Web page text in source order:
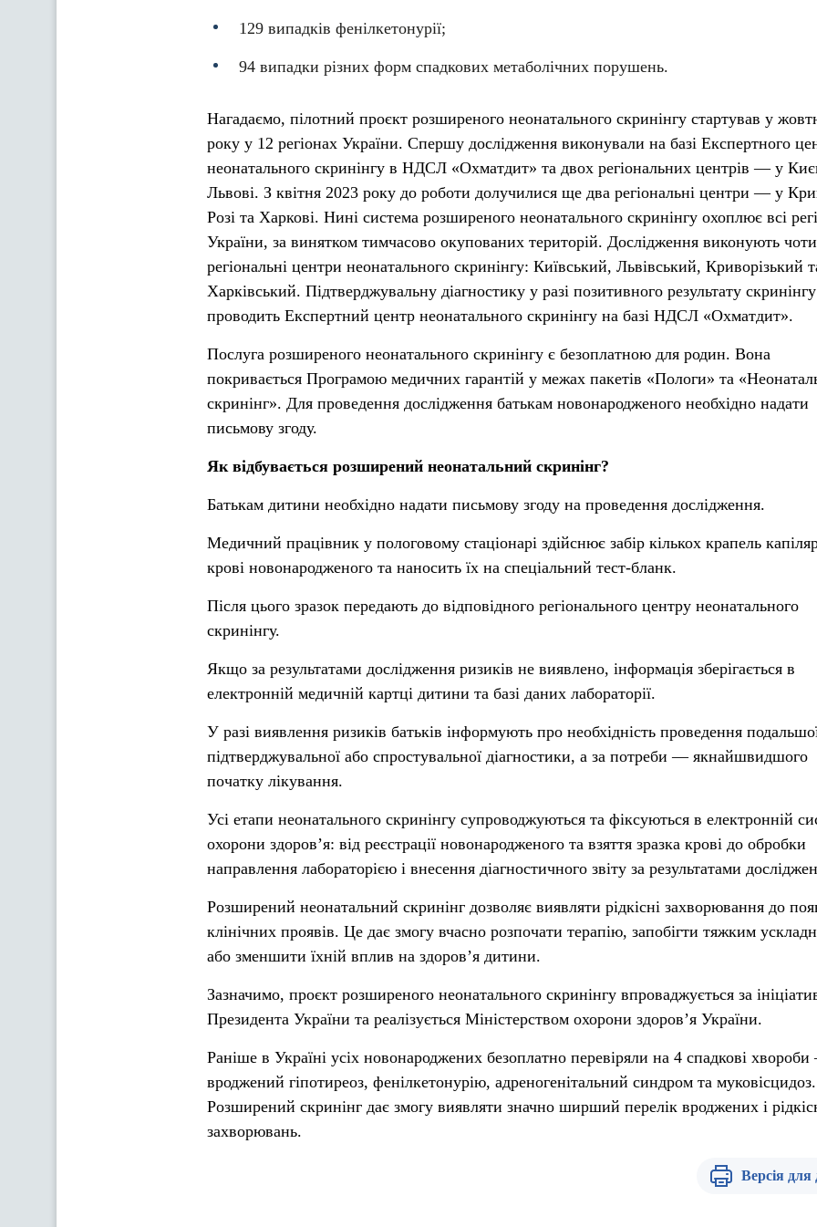
129 випадків фенілкетонурії;
94 випадки різних форм спадкових метаболічних порушень.
Нагадаємо, пілотний проєкт розширеного неонатального скринінгу стартував у
року у 12 регіонах України. Спершу дослідження виконували на базі Експертного
неонатального скринінгу в НДСЛ «Охматдит» та двох регіональних центрів — у
Львові. З квітня 2023 року до роботи долучилися ще два регіональні центри — у
Розі та Харкові. Нині система розширеного неонатального скринінгу охоплює всі
України, за винятком тимчасово окупованих територій. Дослідження виконують
регіональні центри неонатального скринінгу: Київський, Львівський, Криворізький
Харківський. Підтверджувальну діагностику у разі позитивного результату скринінгу
проводить Експертний центр неонатального скринінгу на базі НДСЛ «Охматдит».
Послуга розширеного неонатального скринінгу є безоплатною для родин. Вона
покривається Програмою медичних гарантій у межах пакетів «Пологи» та
скринінг». Для проведення дослідження батькам новонародженого необхідно надати
письмову згоду.
Як відбувається розширений неонатальний скринінг?
Батькам дитини необхідно надати письмову згоду на проведення дослідження.
Медичний працівник у пологовому стаціонарі здійснює забір кількох крапель
крові новонародженого та наносить їх на спеціальний тест-бланк.
Після цього зразок передають до відповідного регіонального центру неонатального
скринінгу.
Якщо за результатами дослідження ризиків не виявлено, інформація зберігається в
електронній медичній картці дитини та базі даних лабораторії.
У разі виявлення ризиків батьків інформують про необхідність проведення
підтверджувальної або спростувальної діагностики, а за потреби — якнайшвидшого
початку лікування.
Усі етапи неонатального скринінгу супроводжуються та фіксуються в електронній
охорони здоров’я: від реєстрації новонародженого та взяття зразка крові до обробки
направлення лабораторією і внесення діагностичного звіту за результатами
Розширений неонатальний скринінг дозволяє виявляти рідкісні захворювання до
клінічних проявів. Це дає змогу вчасно розпочати терапію, запобігти тяжким
або зменшити їхній вплив на здоров’я дитини.
Зазначимо, проєкт розширеного неонатального скринінгу впроваджується за
Президента України та реалізується Міністерством охорони здоров’я України.
Раніше в Україні усіх новонароджених безоплатно перевіряли на 4 спадкові
вроджений гіпотиреоз, фенілкетонурію, адреногенітальний синдром та муковісцидоз.
Розширений скринінг дає змогу виявляти значно ширший перелік вроджених і
захворювань.
Версія для